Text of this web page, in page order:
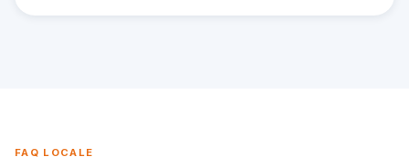
FAQ LOCALE